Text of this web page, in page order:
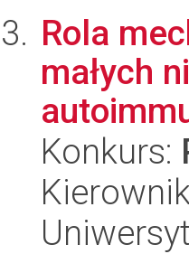
Rola
małych
Konkurs: